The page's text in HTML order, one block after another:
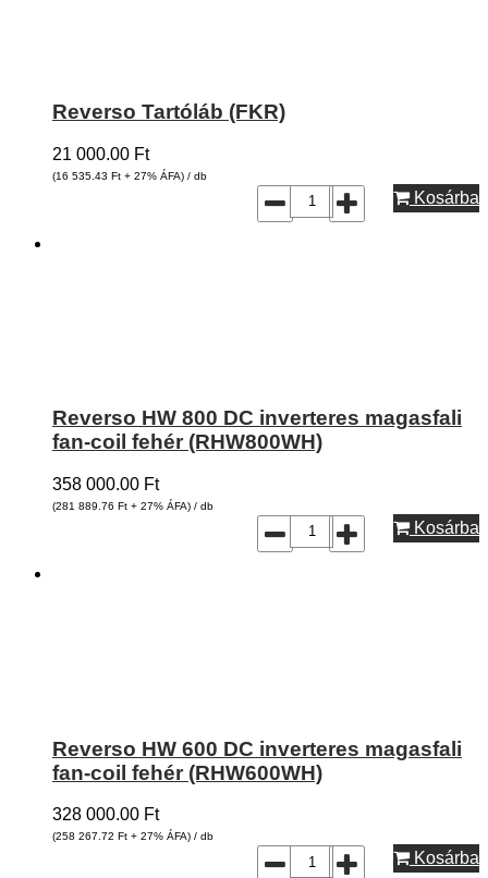
Reverso Tartóláb (FKR)
21 000.00 Ft
(16 535.43 Ft + 27% ÁFA) / db
Kosárba
Reverso HW 800 DC inverteres magasfali
fan-coil fehér (RHW800WH)
358 000.00 Ft
(281 889.76 Ft + 27% ÁFA) / db
Kosárba
Reverso HW 600 DC inverteres magasfali
fan-coil fehér (RHW600WH)
328 000.00 Ft
(258 267.72 Ft + 27% ÁFA) / db
Kosárba